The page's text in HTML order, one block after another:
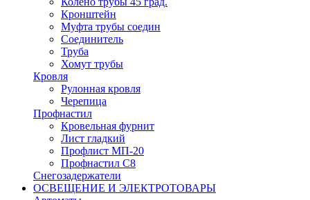
Кронштейн
Муфта трубы соедин
Соединитель
Труба
Хомут трубы
Кровля
Рулонная кровля
Черепица
Профнастил
Кровельная фурнит
Лист гладкий
Профлист МП-20
Профнастил С8
Снегозадержатели
ОСВЕЩЕНИЕ И ЭЛЕКТРОТОВАРЫ